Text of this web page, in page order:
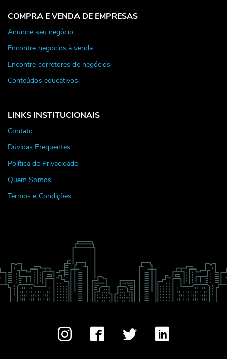
COMPRA E VENDA DE EMPRESAS
Anuncie seu negócio
Encontre negócios à venda
Encontre corretores de negócios
Conteúdos educativos
LINKS INSTITUCIONAIS
Contato
Dúvidas Frequentes
Política de Privacidade
Quem Somos
Termos e Condições